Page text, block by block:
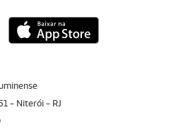
- Niterói - RJ